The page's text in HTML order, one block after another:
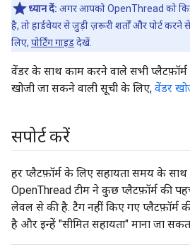
ध्यान दें: अगर आपको OpenThread को
है, तो हार्डवेयर से जुड़ी ज़रूरी शर्तों और पोर्ट
लिए, पोर्टिंग गाइडदेखें.
वेंडर के साथ काम करने वाले सभी प्लैटफ़ॉर्म
खोजी जा सकने वाली सूची के लिए, वेंडर
सपोर्ट करें
हर प्लैटफ़ॉर्म के लिए सहायता समय के साथ
OpenThread टीम ने कुछ प्लैटफ़ॉर्म की
लेवल से की है. टैग नहीं किए गए प्लैटफ़ॉर्म
है और इन्हें "सीमित सहायता" माना जा